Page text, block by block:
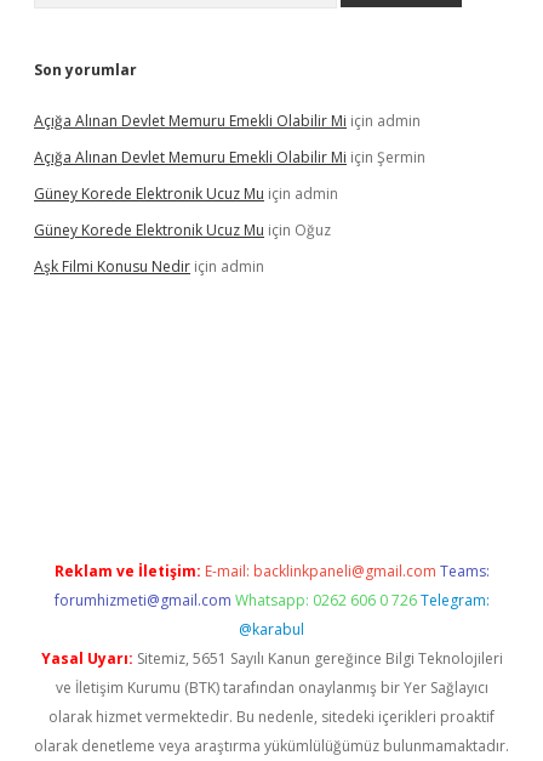
Son yorumlar
Açığa Alınan Devlet Memuru Emekli Olabilir Mi için admin
Açığa Alınan Devlet Memuru Emekli Olabilir Mi için Şermin
Güney Korede Elektronik Ucuz Mu için admin
Güney Korede Elektronik Ucuz Mu için Oğuz
Aşk Filmi Konusu Nedir için admin
Reklam ve İletişim: E-mail: backlinkpaneli@gmail.com Teams:
forumhizmeti@gmail.com Whatsapp: 0262 606 0 726 Telegram:
@karabul
Yasal Uyarı: Sitemiz, 5651 Sayılı Kanun gereğince Bilgi Teknolojileri
ve İletişim Kurumu (BTK) tarafından onaylanmış bir Yer Sağlayıcı
olarak hizmet vermektedir. Bu nedenle, sitedeki içerikleri proaktif
olarak denetleme veya araştırma yükümlülüğümüz bulunmamaktadır.